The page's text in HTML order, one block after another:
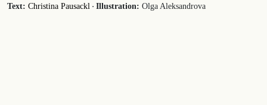
Text: Christina Pausackl · Illustration: Olga Aleksandrova